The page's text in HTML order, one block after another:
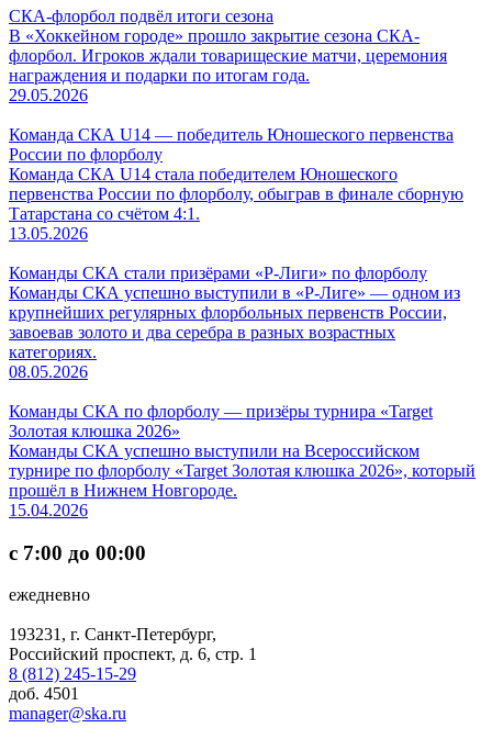
СКА-флорбол подвёл итоги сезона
В «Хоккейном городе» прошло закрытие сезона СКА-
флорбол. Игроков ждали товарищеские матчи, церемония
награждения и подарки по итогам года.
29.05.2026
Команда СКА U14 — победитель Юношеского первенства
России по флорболу
Команда СКА U14 стала победителем Юношеского
первенства России по флорболу, обыграв в финале сборную
Татарстана со счётом 4:1.
13.05.2026
Команды СКА стали призёрами «Р-Лиги» по флорболу
Команды СКА успешно выступили в «Р-Лиге» — одном из
крупнейших регулярных флорбольных первенств России,
завоевав золото и два серебра в разных возрастных
категориях.
08.05.2026
Команды СКА по флорболу — призёры турнира «Target
Золотая клюшка 2026»
Команды СКА успешно выступили на Всероссийском
турнире по флорболу «Target Золотая клюшка 2026», который
прошёл в Нижнем Новгороде.
15.04.2026
с 7:00 до 00:00
ежедневно
193231, г. Санкт-Петербург,
Российский проспект, д. 6, стр. 1
8 (812) 245-15-29
доб. 4501
manager@ska.ru